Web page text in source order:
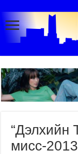
“Дэлхийн
мисс-